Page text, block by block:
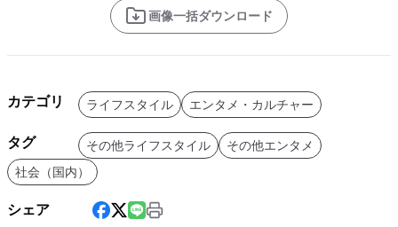
画像一括ダウンロード
カテゴリ ライフスタイル エンタメ・カルチャー
タグ その他ライフスタイル
その他エンタメ
社会（国内）
シェア